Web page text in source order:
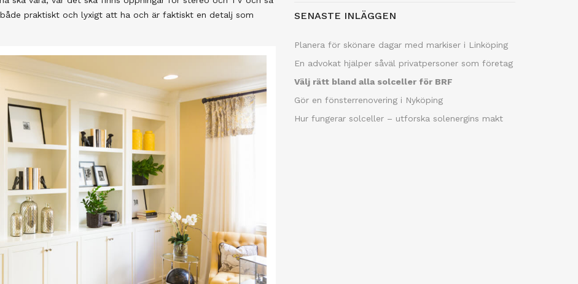
praktiskt och lyxigt att ha och är faktiskt en detalj som
SENASTE INLÄGGEN
Planera för skönare dagar med markiser i Linköping
En advokat hjälper såväl privatpersoner som företag
Välj rätt bland alla solceller för BRF
Gör en fönsterrenovering i Nyköping
Hur fungerar solceller – utforska solenergins makt